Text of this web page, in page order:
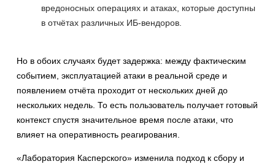
вредоносных операциях и атаках, которые доступны
в отчётах различных ИБ-вендоров.
Но в обоих случаях будет задержка: между фактическим
событием, эксплуатацией атаки в реальной среде и
появлением отчёта проходит от нескольких дней до
нескольких недель. То есть пользователь получает готовый
контекст спустя значительное время после атаки, что
влияет на оперативность реагирования.
«Лаборатория Касперского» изменила подход к сбору и